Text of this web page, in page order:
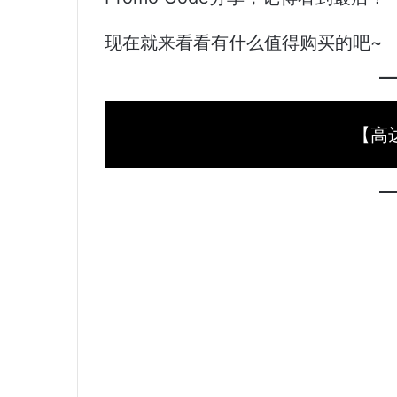
现在就来看看有什么值得购买的吧~
【